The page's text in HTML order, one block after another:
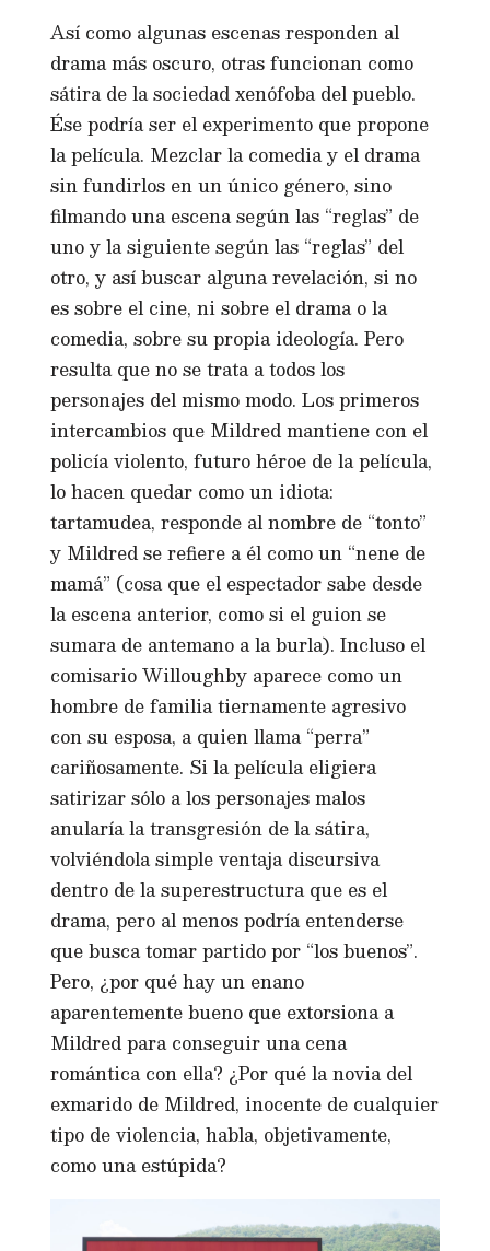
Así como algunas escenas responden al
drama más oscuro, otras funcionan como
sátira de la sociedad xenófoba del pueblo.
Ése podría ser el experimento que propone
la película. Mezclar la comedia y el drama
sin fundirlos en un único género, sino
filmando una escena según las “reglas” de
uno y la siguiente según las “reglas” del
otro, y así buscar alguna revelación, si no
es sobre el cine, ni sobre el drama o la
comedia, sobre su propia ideología. Pero
resulta que no se trata a todos los
personajes del mismo modo. Los primeros
intercambios que Mildred mantiene con el
policía violento, futuro héroe de la película,
lo hacen quedar como un idiota:
tartamudea, responde al nombre de “tonto”
y Mildred se refiere a él como un “nene de
mamá” (cosa que el espectador sabe desde
la escena anterior, como si el guion se
sumara de antemano a la burla). Incluso el
comisario Willoughby aparece como un
hombre de familia tiernamente agresivo
con su esposa, a quien llama “perra”
cariñosamente. Si la película eligiera
satirizar sólo a los personajes malos
anularía la transgresión de la sátira,
volviéndola simple ventaja discursiva
dentro de la superestructura que es el
drama, pero al menos podría entenderse
que busca tomar partido por “los buenos”.
Pero, ¿por qué hay un enano
aparentemente bueno que extorsiona a
Mildred para conseguir una cena
romántica con ella? ¿Por qué la novia del
exmarido de Mildred, inocente de cualquier
tipo de violencia, habla, objetivamente,
como una estúpida?